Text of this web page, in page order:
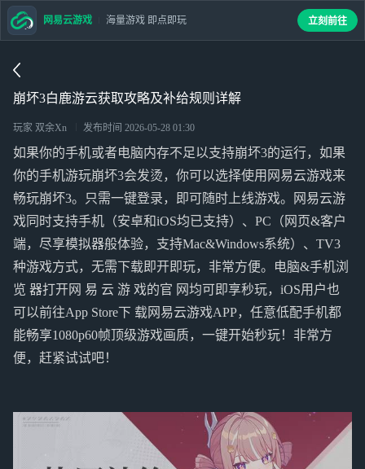
崩坏3白鹿游云获取攻略及补给规则详解
玩家 双余Xn 发布时间 2026-05-28 01:30
如果你的手机或者电脑内存不足以支持崩坏3的运行，如果
你的手机游玩崩坏3会发烫，你可以选择使用网易云游戏来
畅玩崩坏3。只需一键登录，即可随时上线游戏。网易云游
戏同时支持手机（安卓和iOS均已支持）、PC（网页&客户
端，尽享模拟器般体验，支持Mac&Windows系统）、TV3
种游戏方式，无需下载即开即玩，非常方便。电脑&手机浏
览 器打开网 易 云 游 戏的官 网均可即享秒玩，iOS用户也
可以前往App Store下 载网易云游戏APP，任意低配手机都
能畅享1080p60帧顶级游戏画质，一键开始秒玩！非常方
便，赶紧试试吧！
网易云游戏 海量游戏 即点即玩 立刻前往